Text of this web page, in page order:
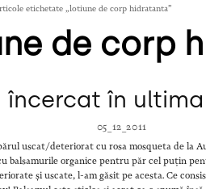
etichetate „lotiune de corp hidratanta”
de corp
încercat în
05_12_2011
uscat/deteriorat cu rosa mosqueta de la
balsamurile organice pentru păr cel puțin
și uscate, l-am găsit pe acesta. Ce